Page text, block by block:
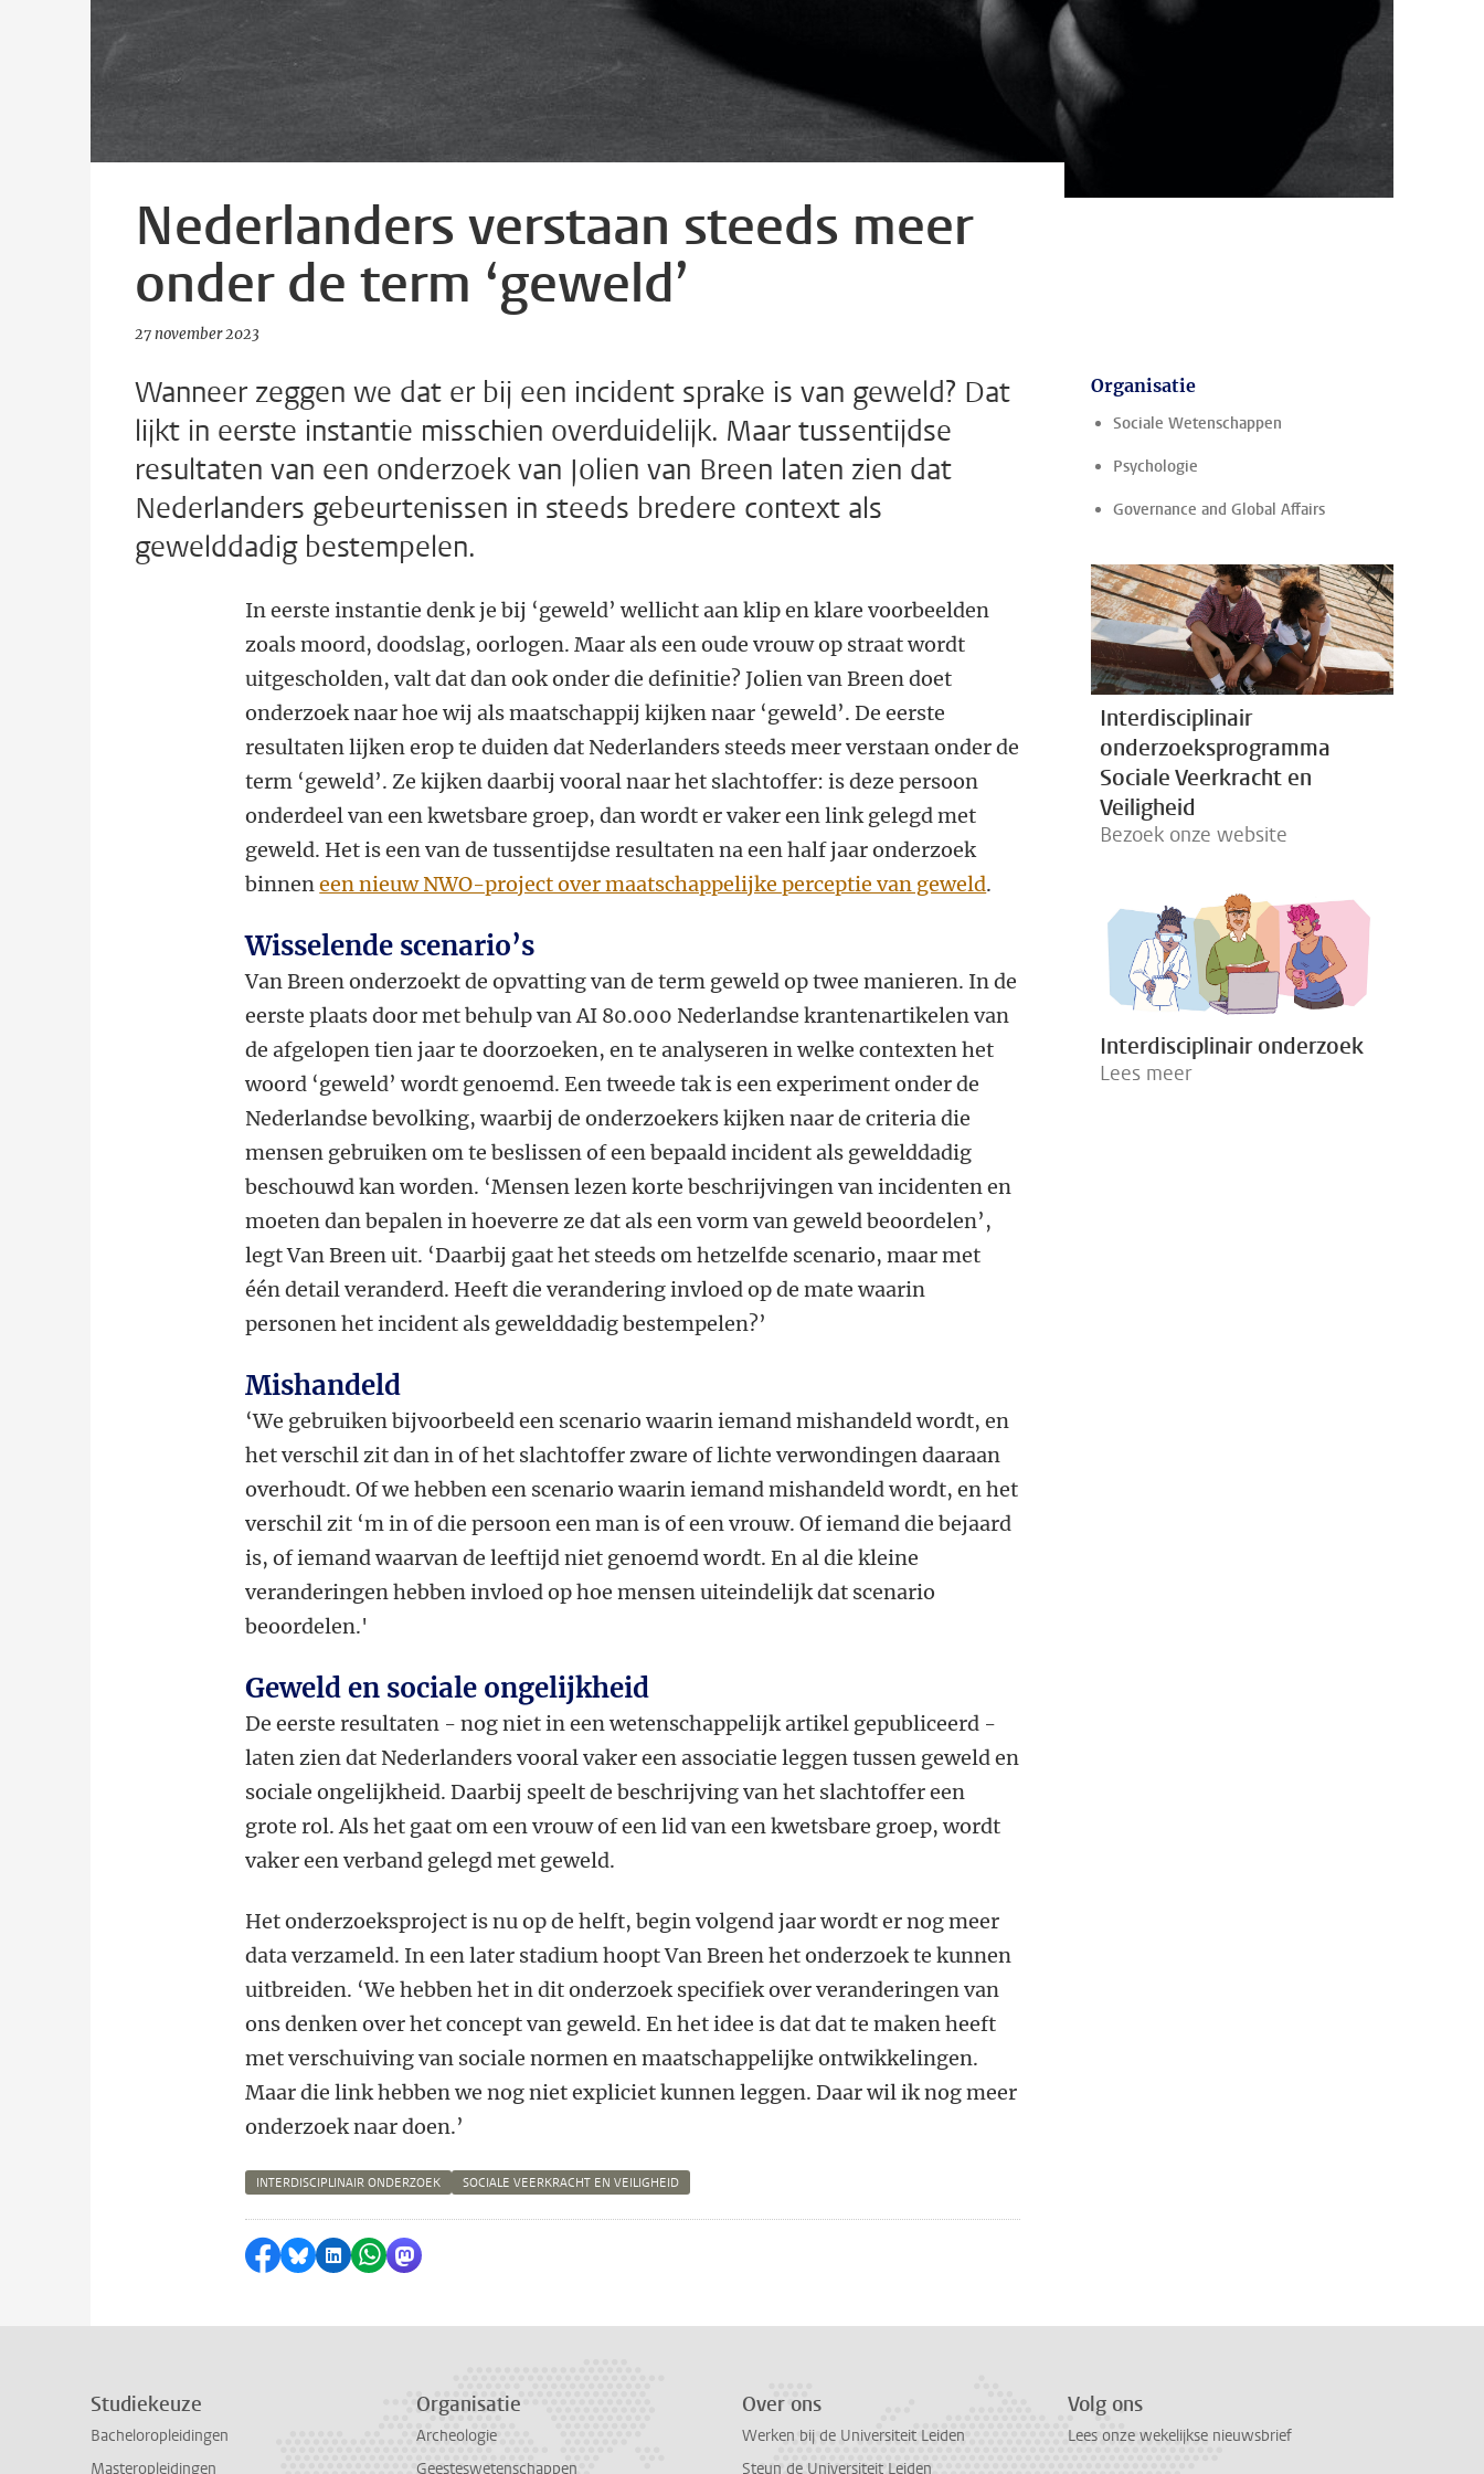
Nederlanders verstaan steeds meer
onder de term ‘geweld’
27 november 2023
Wanneer zeggen we dat er bij een incident sprake is van geweld? Dat
lijkt in eerste instantie misschien overduidelijk. Maar tussentijdse
resultaten van een onderzoek van Jolien van Breen laten zien dat
Nederlanders gebeurtenissen in steeds bredere context als
gewelddadig bestempelen.
In eerste instantie denk je bij ‘geweld’ wellicht aan klip en klare voorbeelden
zoals moord, doodslag, oorlogen. Maar als een oude vrouw op straat wordt
uitgescholden, valt dat dan ook onder die definitie? Jolien van Breen doet
onderzoek naar hoe wij als maatschappij kijken naar ‘geweld’. De eerste
resultaten lijken erop te duiden dat Nederlanders steeds meer verstaan onder de
term ‘geweld’. Ze kijken daarbij vooral naar het slachtoffer: is deze persoon
onderdeel van een kwetsbare groep, dan wordt er vaker een link gelegd met
geweld. Het is een van de tussentijdse resultaten na een half jaar onderzoek
binneneen nieuw NWO-project over maatschappelijke perceptie van geweld.
Wisselende scenario’s
Van Breen onderzoekt de opvatting van de term geweld op twee manieren. In de
eerste plaats door met behulp van AI 80.000 Nederlandse krantenartikelen van
de afgelopen tien jaar te doorzoeken, en te analyseren in welke contexten het
woord ‘geweld’ wordt genoemd. Een tweede tak is een experiment onder de
Nederlandse bevolking, waarbij de onderzoekers kijken naar de criteria die
mensen gebruiken om te beslissen of een bepaald incident als gewelddadig
beschouwd kan worden. ‘Mensen lezen korte beschrijvingen van incidenten en
moeten dan bepalen in hoeverre ze dat als een vorm van geweld beoordelen’,
legt Van Breen uit. ‘Daarbij gaat het steeds om hetzelfde scenario, maar met
één detail veranderd. Heeft die verandering invloed op de mate waarin
personen het incident als gewelddadig bestempelen?’
Mishandeld
‘We gebruiken bijvoorbeeld een scenario waarin iemand mishandeld wordt, en
het verschil zit dan in of het slachtoffer zware of lichte verwondingen daaraan
overhoudt. Of we hebben een scenario waarin iemand mishandeld wordt, en het
verschil zit ‘m in of die persoon een man is of een vrouw. Of iemand die bejaard
is, of iemand waarvan de leeftijd niet genoemd wordt. En al die kleine
veranderingen hebben invloed op hoe mensen uiteindelijk dat scenario
beoordelen.'
Geweld en sociale ongelijkheid
De eerste resultaten - nog niet in een wetenschappelijk artikel gepubliceerd -
laten zien dat Nederlanders vooral vaker een associatie leggen tussen geweld en
sociale ongelijkheid. Daarbij speelt de beschrijving van het slachtoffer een
grote rol. Als het gaat om een vrouw of een lid van een kwetsbare groep, wordt
vaker een verband gelegd met geweld.
Het onderzoeksproject is nu op de helft, begin volgend jaar wordt er nog meer
data verzameld. In een later stadium hoopt Van Breen het onderzoek te kunnen
uitbreiden. ‘We hebben het in dit onderzoek specifiek over veranderingen van
ons denken over het concept van geweld. En het idee is dat dat te maken heeft
met verschuiving van sociale normen en maatschappelijke ontwikkelingen.
Maar die link hebben we nog niet expliciet kunnen leggen. Daar wil ik nog meer
onderzoek naar doen.’
INTERDISCIPLINAIR ONDERZOEK SOCIALE VEERKRACHT EN VEILIGHEID
Delen op Facebook
Delen via Bluesky
Delen op LinkedIn
Delen via WhatsApp
Delen via Mastodon
Organisatie
Sociale Wetenschappen
Psychologie
Governance and Global Affairs
Interdisciplinair
onderzoeksprogramma
Sociale Veerkracht en
Veiligheid
Bezoek onze website
Interdisciplinair onderzoek
Lees meer
Studiekeuze
Bacheloropleidingen
Masteropleidingen
Organisatie
Archeologie
Geesteswetenschappen
Over ons
Werken bij de Universiteit Leiden
Steun de Universiteit Leiden
Volg ons
Lees onze wekelijkse nieuwsbrief